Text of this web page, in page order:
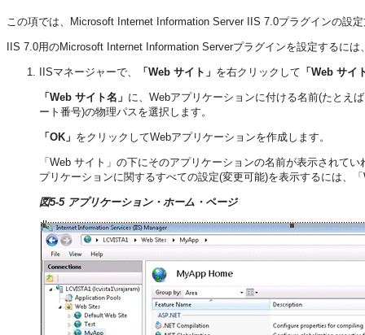
この項では、Microsoft Internet Information Server IIS 7.0プラグインの設
IIS 7.0用のMicrosoft Internet Information Serverプラグインを設定するに
IISマネージャーで、 「Web サイト」 を右クリックして 「Web サイ
「Web サイト名」 に、Webアプリケーションに付ける名前(たとえ
ート番号)の物理パスを選択します。
「OK」 をクリックしてWebアプリケーションを作成します。
「Web サイト」の下にそのアプリケーションの名前が表示されて
プリケーションに関するすべての設定(変更可能)を表示するには、
図5-5 アプリケーション・ホーム・ページ